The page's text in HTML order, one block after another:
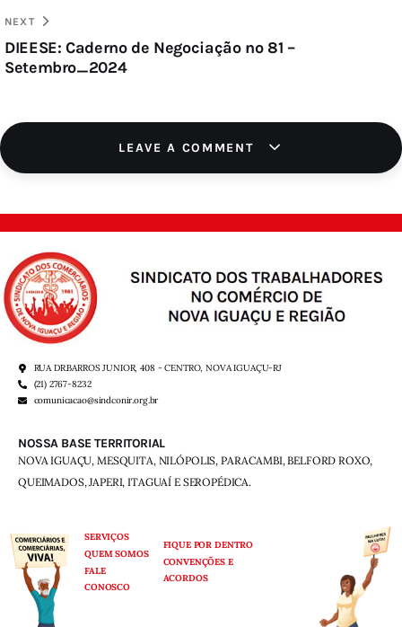
NEXT
DIEESE: Caderno de Negociação nº 81 –
Setembro_2024
LEAVE A COMMENT
RUA DR.BARROS JUNIOR, 408 - CENTRO, NOVA IGUAÇU-RJ
(21) 2767-8232
comunicacao@sindconir.org.br
NOSSA BASE TERRITORIAL
NOVA IGUAÇU, MESQUITA, NILÓPOLIS, PARACAMBI, BELFORD ROXO,
QUEIMADOS,JAPERI, ITAGUAÍ E SEROPÉDICA.
SERVIÇOS
QUEM SOMOS
FALE
CONOSCO
FIQUE POR DENTRO
CONVENÇÕES E
ACORDOS